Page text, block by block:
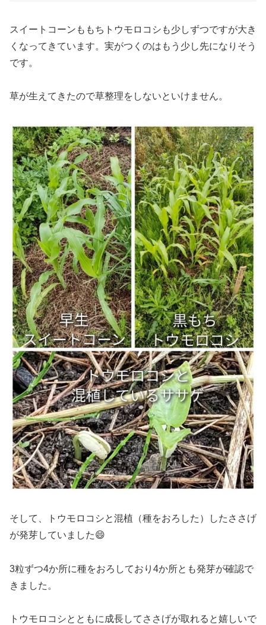
スイートコーンももちトウモロコシも少しずつですが大き
くなってきています。実がつくのはもう少し先になりそう
です。
草が生えてきたので草整理をしないといけません。
そして、トウモロコシと混植（種をおろした）したささげ
が発芽していました😄
3粒ずつ4か所に種をおろしており4か所とも発芽が確認で
きました。
トウモロコシとともに成長してささげが取れると嬉しいで